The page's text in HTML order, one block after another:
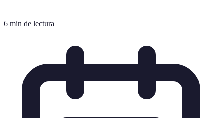
6 min de lectura